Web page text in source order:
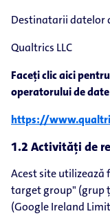
Destinatarii datelor
Qualtrics LLC
Faceți clic aici
operatorului de date
https://
1.2 Activități de
Acest site
target group" (grup
(Google Ireland